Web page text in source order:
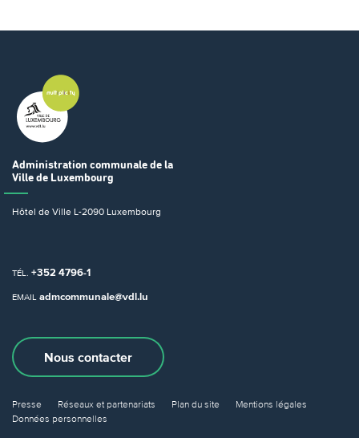
Administration communale de la
Ville de Luxembourg
Hôtel de Ville L-2090 Luxembourg
TÉL. +352 4796-1
EMAIL admcommunale@vdl.lu
Nous contacter
Presse Réseaux et partenariats Plan du site
Mentions légales
Données personnelles